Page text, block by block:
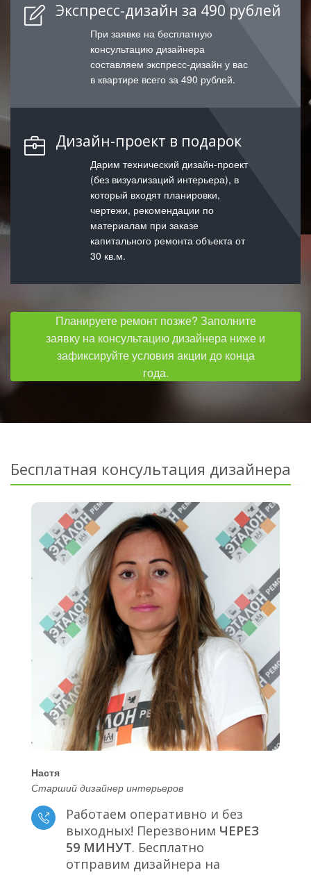
Экспресс-дизайн за 490 рублей
При заявке на бесплатную
консультацию дизайнера
составляем экспресс-дизайн у вас
в квартире всего за 490 рублей.
Дизайн-проект в подарок
Дарим технический дизайн-проект
(без визуализаций интерьера), в
который входят планировки,
чертежи, рекомендации по
материалам при заказе
капитального ремонта объекта от
30 кв.м.
Планируете ремонт позже? Заполните
заявку на консультацию дизайнера ниже и
зафиксируйте условия акции до конца
года.
Бесплатная консультация дизайнера
Настя
Старший дизайнер интерьеров
Работаем оперативно и без
выходных! Перезвоним ЧЕРЕЗ
59 МИНУТ. Бесплатно
отправим дизайнера на